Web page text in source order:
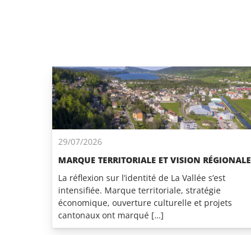
29/07/2026
MARQUE TERRITORIALE ET VISION RÉGIONALE
La réflexion sur l’identité de La Vallée s’est
intensifiée. Marque territoriale, stratégie
économique, ouverture culturelle et projets
cantonaux ont marqué […]